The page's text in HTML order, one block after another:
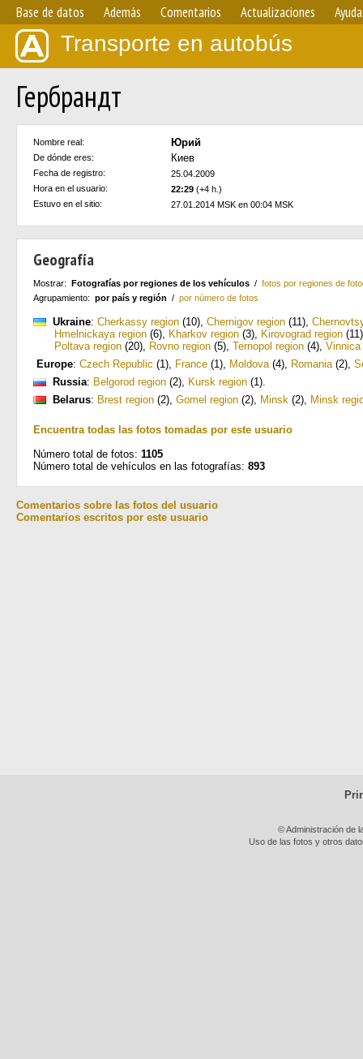
Base de datos Además Comentarios Actualizaciones Ayuda
Transporte en autobús
Гербрандт
Nombre real: Юрий
De dónde eres: Киев
Fecha de registro:
25.04.2009
Hora en el usuario:
22:29 (+4 h.)
Estuvo en el sitio:
27.01.2014 MSK en 00:04 MSK
Geografía
Mostrar: Fotografías por regiones de los vehículos / fotos por regiones de
Agrupamiento: por país y región / por número de fotos
Ukraine: Cherkassy region (10), Chernigov region (11),
Hmelnickaya region (6), Kharkov region (3), Kirovograd region (11)
Poltava region (20), Rovno region (5), Ternopol region (4), Vinnica
Europe: Czech Republic (1), France (1), Moldova(4), Romania(2),
Russia: Belgorod region (2), Kursk region (1).
Belarus: Brest region (2), Gomel region (2), Minsk (2), Minsk
Encuentra todas las fotos tomadas por este usuario
Número total de fotos: 1105
Número total de vehículos en las fotografías: 893
Comentarios sobre las fotos del usuario
Comentarios escritos por este usuario
© Administración de
Uso de las fotos y otros